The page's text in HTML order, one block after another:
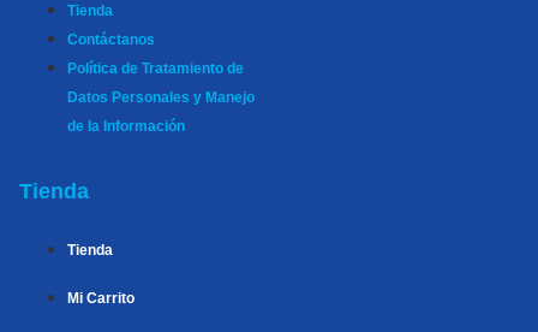
Tienda
Contáctanos
Política de Tratamiento de
Datos Personales y Manejo
de la Información
Tienda
Tienda
Mi Carrito